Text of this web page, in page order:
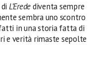
L’Eredediventa sempre
sembra uno scontro
in una storia fatta di
e verità rimaste sepolte